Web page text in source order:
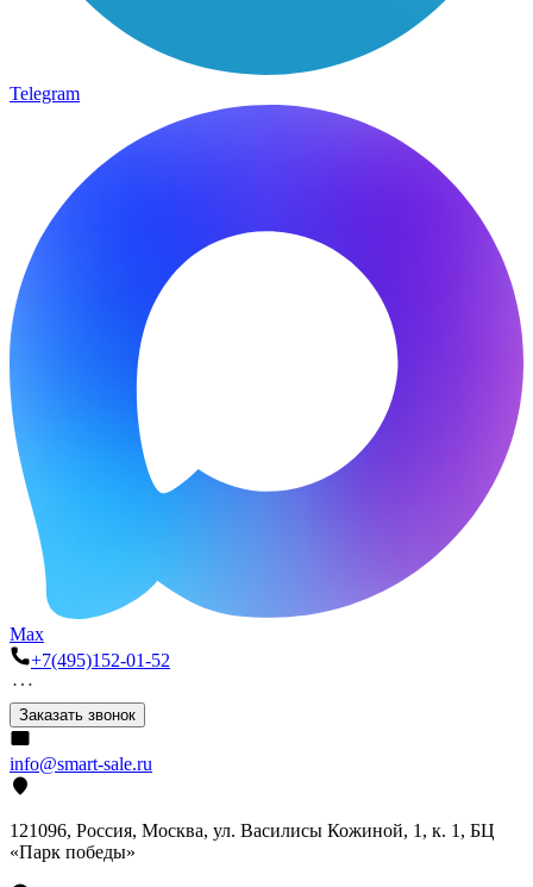
Telegram
Max
+7(495)152-01-52
Заказать звонок
info@smart-sale.ru
121096, Россия, Москва, ул. Василисы Кожиной, 1, к. 1, БЦ
«Парк победы»